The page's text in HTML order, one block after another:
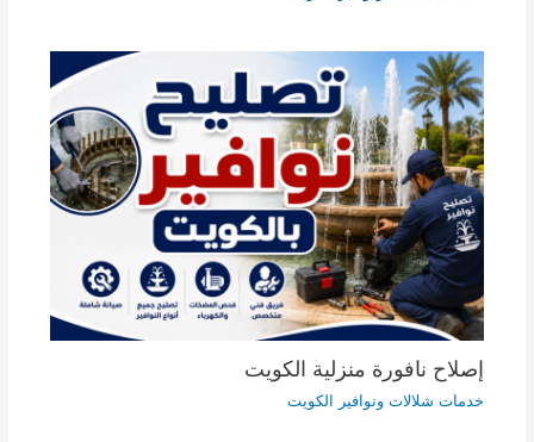
إصلاح نافورة منزلية الكويت
خدمات شلالات ونوافير الكويت